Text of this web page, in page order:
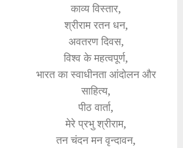
काव्य विस्तार,
श्रीराम रतन धन,
अवतरण दिवस,
विश्व के महत्वपूर्ण,
भारत का स्वाधीनता आंदोलन और
साहित्य,
पीठ वार्ता,
मेरे प्रभु श्रीराम,
तन चंदन मन वृन्दावन,